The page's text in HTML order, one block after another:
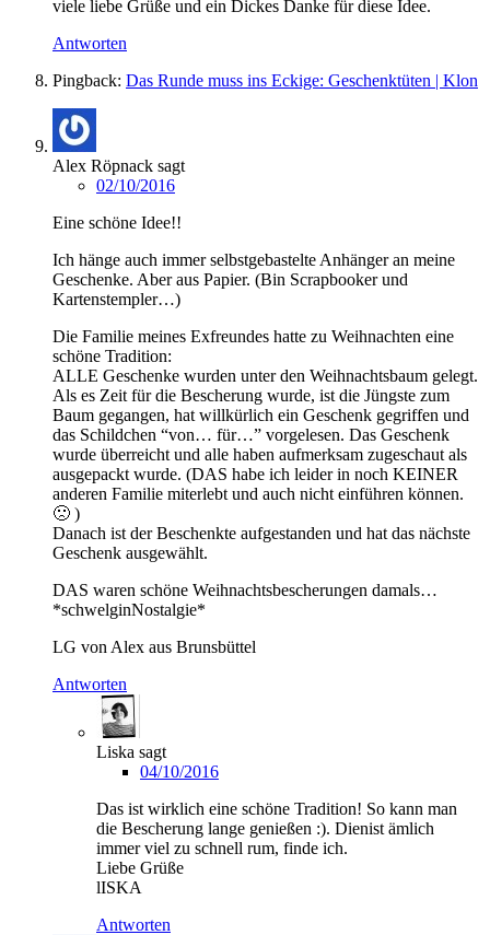
viele liebe Grüße und ein Dickes Danke für diese Idee.
Antworten
Pingback: Das Runde muss ins Eckige: Geschenktüten | Klon
Alex Röpnack sagt
02/10/2016
Eine schöne Idee!!
Ich hänge auch immer selbstgebastelte Anhänger an meine
Geschenke. Aber aus Papier. (Bin Scrapbooker und
Kartenstempler…)
Die Familie meines Exfreundes hatte zu Weihnachten eine
schöne Tradition:
ALLE Geschenke wurden unter den Weihnachtsbaum gelegt.
Als es Zeit für die Bescherung wurde, ist die Jüngste zum
Baum gegangen, hat willkürlich ein Geschenk gegriffen und
das Schildchen “von… für…” vorgelesen. Das Geschenk
wurde überreicht und alle haben aufmerksam zugeschaut als
ausgepackt wurde. (DAS habe ich leider in noch KEINER
anderen Familie miterlebt und auch nicht einführen können.
🙁 )
Danach ist der Beschenkte aufgestanden und hat das nächste
Geschenk ausgewählt.
DAS waren schöne Weihnachtsbescherungen damals…
*schwelginNostalgie*
LG von Alex aus Brunsbüttel
Antworten
Liska sagt
04/10/2016
Das ist wirklich eine schöne Tradition! So kann man
die Bescherung lange genießen :). Dienist ämlich
immer viel zu schnell rum, finde ich.
Liebe Grüße
lISKA
Antworten